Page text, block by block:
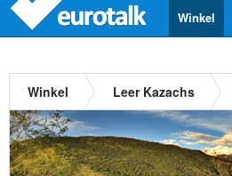
Winkel
Winkel Leer Kazachs